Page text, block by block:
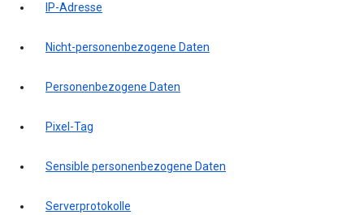
IP-Adresse
Nicht-personenbezogene Daten
Personenbezogene Daten
Pixel-Tag
Sensible personenbezogene Daten
Serverprotokolle